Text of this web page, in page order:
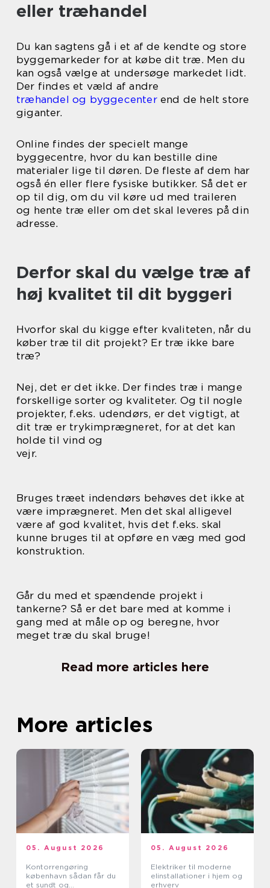
eller træhandel
Du kan sagtens gå i et af de kendte og store
byggemarkeder for at købe dit træ. Men du
kan også vælge at undersøge markedet lidt.
Der findes et væld af andre
træhandel og byggecenterend de helt store
giganter.
Online findes der specielt mange
byggecentre, hvor du kan bestille dine
materialer lige til døren. De fleste af dem har
også én eller flere fysiske butikker. Så det er
op til dig, om du vil køre ud med traileren
og hente træ eller om det skal leveres på din
adresse.
Derfor skal du vælge træ af
høj kvalitet til dit byggeri
Hvorfor skal du kigge efter kvaliteten, når du
køber træ til dit projekt? Er træ ikke bare
træ?
Nej, det er det ikke. Der findes træ i mange
forskellige sorter og kvaliteter. Og til nogle
projekter, f.eks. udendørs, er det vigtigt, at
dit træ er trykimprægneret, for at det kan
holde til vind og
vejr.
Bruges træet indendørs behøves det ikke at
være imprægneret. Men det skal alligevel
være af god kvalitet, hvis det f.eks. skal
kunne bruges til at opføre en væg med god
konstruktion.
Går du med et spændende projekt i
tankerne? Så er det bare med at komme i
gang med at måle op og beregne, hvor
meget træ du skal bruge!
Read more articles here
More articles
05. August 2026
Kontorrengøring
københavn sådan får du
et sundt og
05. August 2026
Elektriker til moderne
elinstallationer i hjem og
erhverv